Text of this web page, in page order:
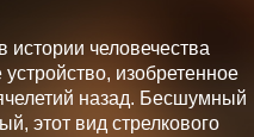
истории человечества
изобретенное
назад. Бесшумный
этот вид стрелкового